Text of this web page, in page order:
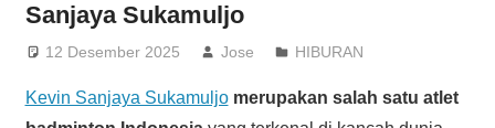
Sanjaya Sukamuljo
12 Desember 2025 Jose HIBURAN
Kevin Sanjaya Sukamuljo merupakan salah satu atlet